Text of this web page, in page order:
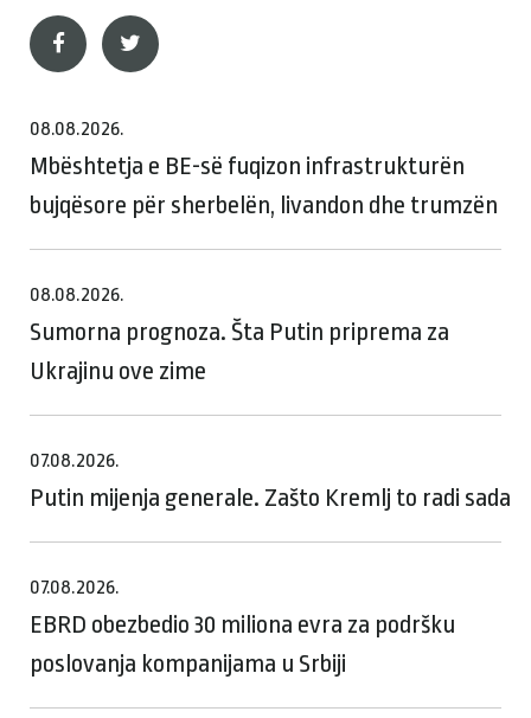
08.08.2026.
Mbështetja e BE-së fuqizon infrastrukturën
bujqësore për sherbelën, livandon dhe trumzën
08.08.2026.
Sumorna prognoza. Šta Putin priprema za
Ukrajinu ove zime
07.08.2026.
Putin mijenja generale. Zašto Kremlj to radi sada
07.08.2026.
EBRD obezbedio 30 miliona evra za podršku
poslovanja kompanijama u Srbiji